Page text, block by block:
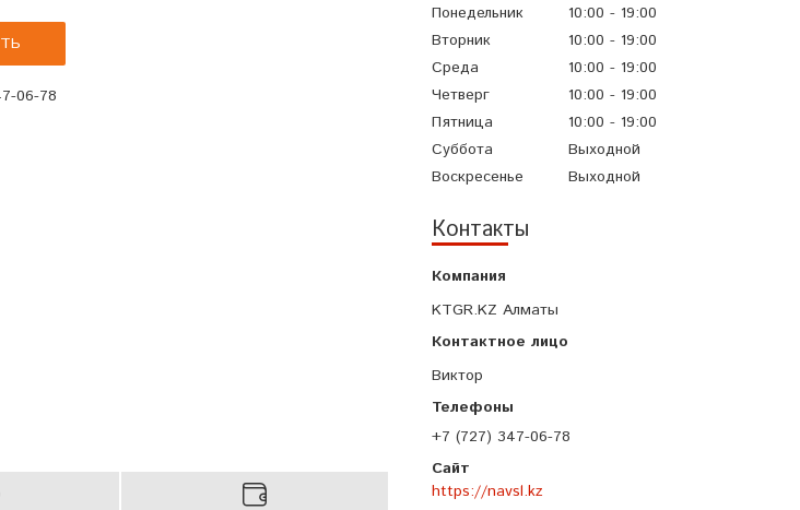
Понедельник 10:00
19:00
Вторник
10:00
19:00
Среда
10:00
19:00
Четверг
10:00
19:00
Пятница
10:00
19:00
Суббота
Выходной
Воскресенье
Выходной
Контакты
KTGR.KZ Алматы
Виктор
+7 (727) 347-06-78
https://navsl.kz
06-78